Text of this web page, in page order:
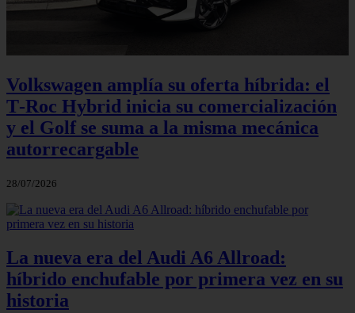
Volkswagen amplía su oferta híbrida: el
T‑Roc Hybrid inicia su comercialización
y el Golf se suma a la misma mecánica
autorrecargable
28/07/2026
La nueva era del Audi A6 Allroad:
híbrido enchufable por primera vez en su
historia